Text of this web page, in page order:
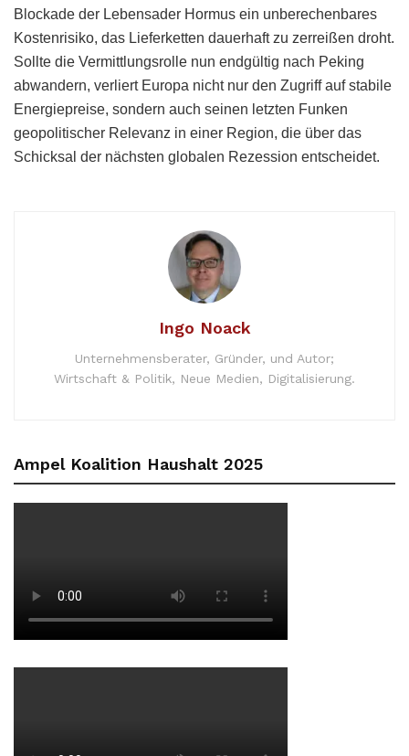
Blockade der Lebensader Hormus ein unberechenbares
Kostenrisiko, das Lieferketten dauerhaft zu zerreißen droht.
Sollte die Vermittlungsrolle nun endgültig nach Peking
abwandern, verliert Europa nicht nur den Zugriff auf stabile
Energiepreise, sondern auch seinen letzten Funken
geopolitischer Relevanz in einer Region, die über das
Schicksal der nächsten globalen Rezession entscheidet.
Ingo Noack
Unternehmensberater, Gründer, und Autor;
Wirtschaft & Politik, Neue Medien, Digitalisierung.
Ampel Koalition Haushalt 2025